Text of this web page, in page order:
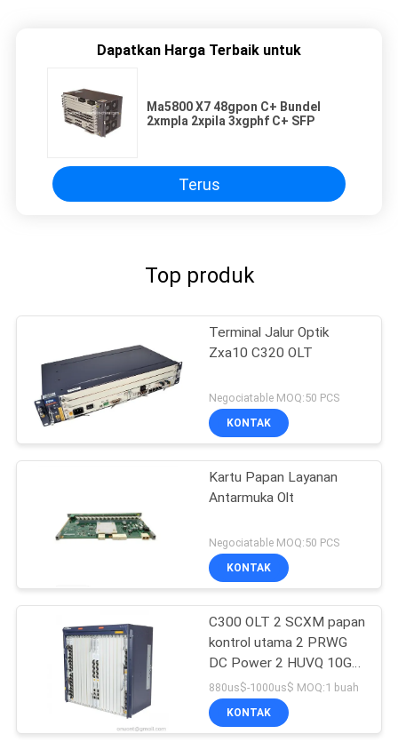
Dapatkan Harga Terbaik untuk
Ma5800 X7 48gpon C+ Bundel
2xmpla 2xpila 3xgphf C+ SFP
Terus
Top produk
Terminal Jalur Optik
Zxa10 C320 OLT
Negociatable MOQ:50 PCS
KONTAK
Kartu Papan Layanan
Antarmuka Olt
Negociatable MOQ:50 PCS
KONTAK
C300 OLT 2 SCXM papan
kontrol utama 2 PRWG
DC Power 2 HUVQ 10GE
papan Uplink
880us$-1000us$ MOQ:1 buah
KONTAK